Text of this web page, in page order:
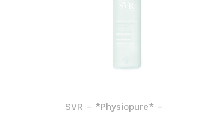
SVR – *Physiopure* –